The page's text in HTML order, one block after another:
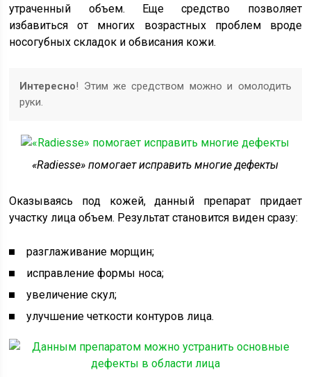
утраченный объем. Еще средство позволяет
избавиться от многих возрастных проблем вроде
носогубных складок и обвисания кожи.
Интересно! Этим же средством можно и омолодить
руки.
«Radiesse» помогает исправить многие дефекты
Оказываясь под кожей, данный препарат придает
участку лица объем. Результат становится виден сразу:
разглаживание морщин;
исправление формы носа;
увеличение скул;
улучшение четкости контуров лица.